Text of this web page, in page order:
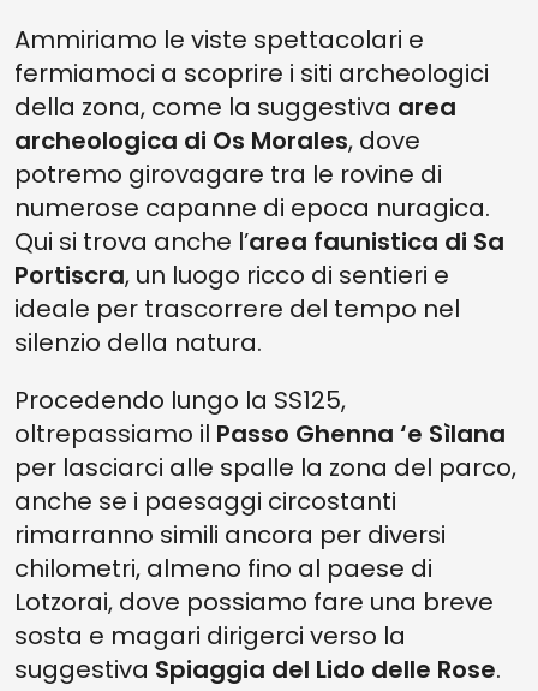
Ammiriamo le viste spettacolari e
fermiamoci a scoprire i siti archeologici
della zona, come la suggestiva area
archeologica di Os Morales, dove
potremo girovagare tra le rovine di
numerose capanne di epoca nuragica.
Qui si trova anche l’area faunistica di Sa
Portiscra, un luogo ricco di sentieri e
ideale per trascorrere del tempo nel
silenzio della natura.
Procedendo lungo la SS125,
oltrepassiamo il Passo Ghenna ‘e Sìlana
per lasciarci alle spalle la zona del parco,
anche se i paesaggi circostanti
rimarranno simili ancora per diversi
chilometri, almeno fino al paese di
Lotzorai, dove possiamo fare una breve
sosta e magari dirigerci verso la
suggestiva Spiaggia del Lido delle Rose.